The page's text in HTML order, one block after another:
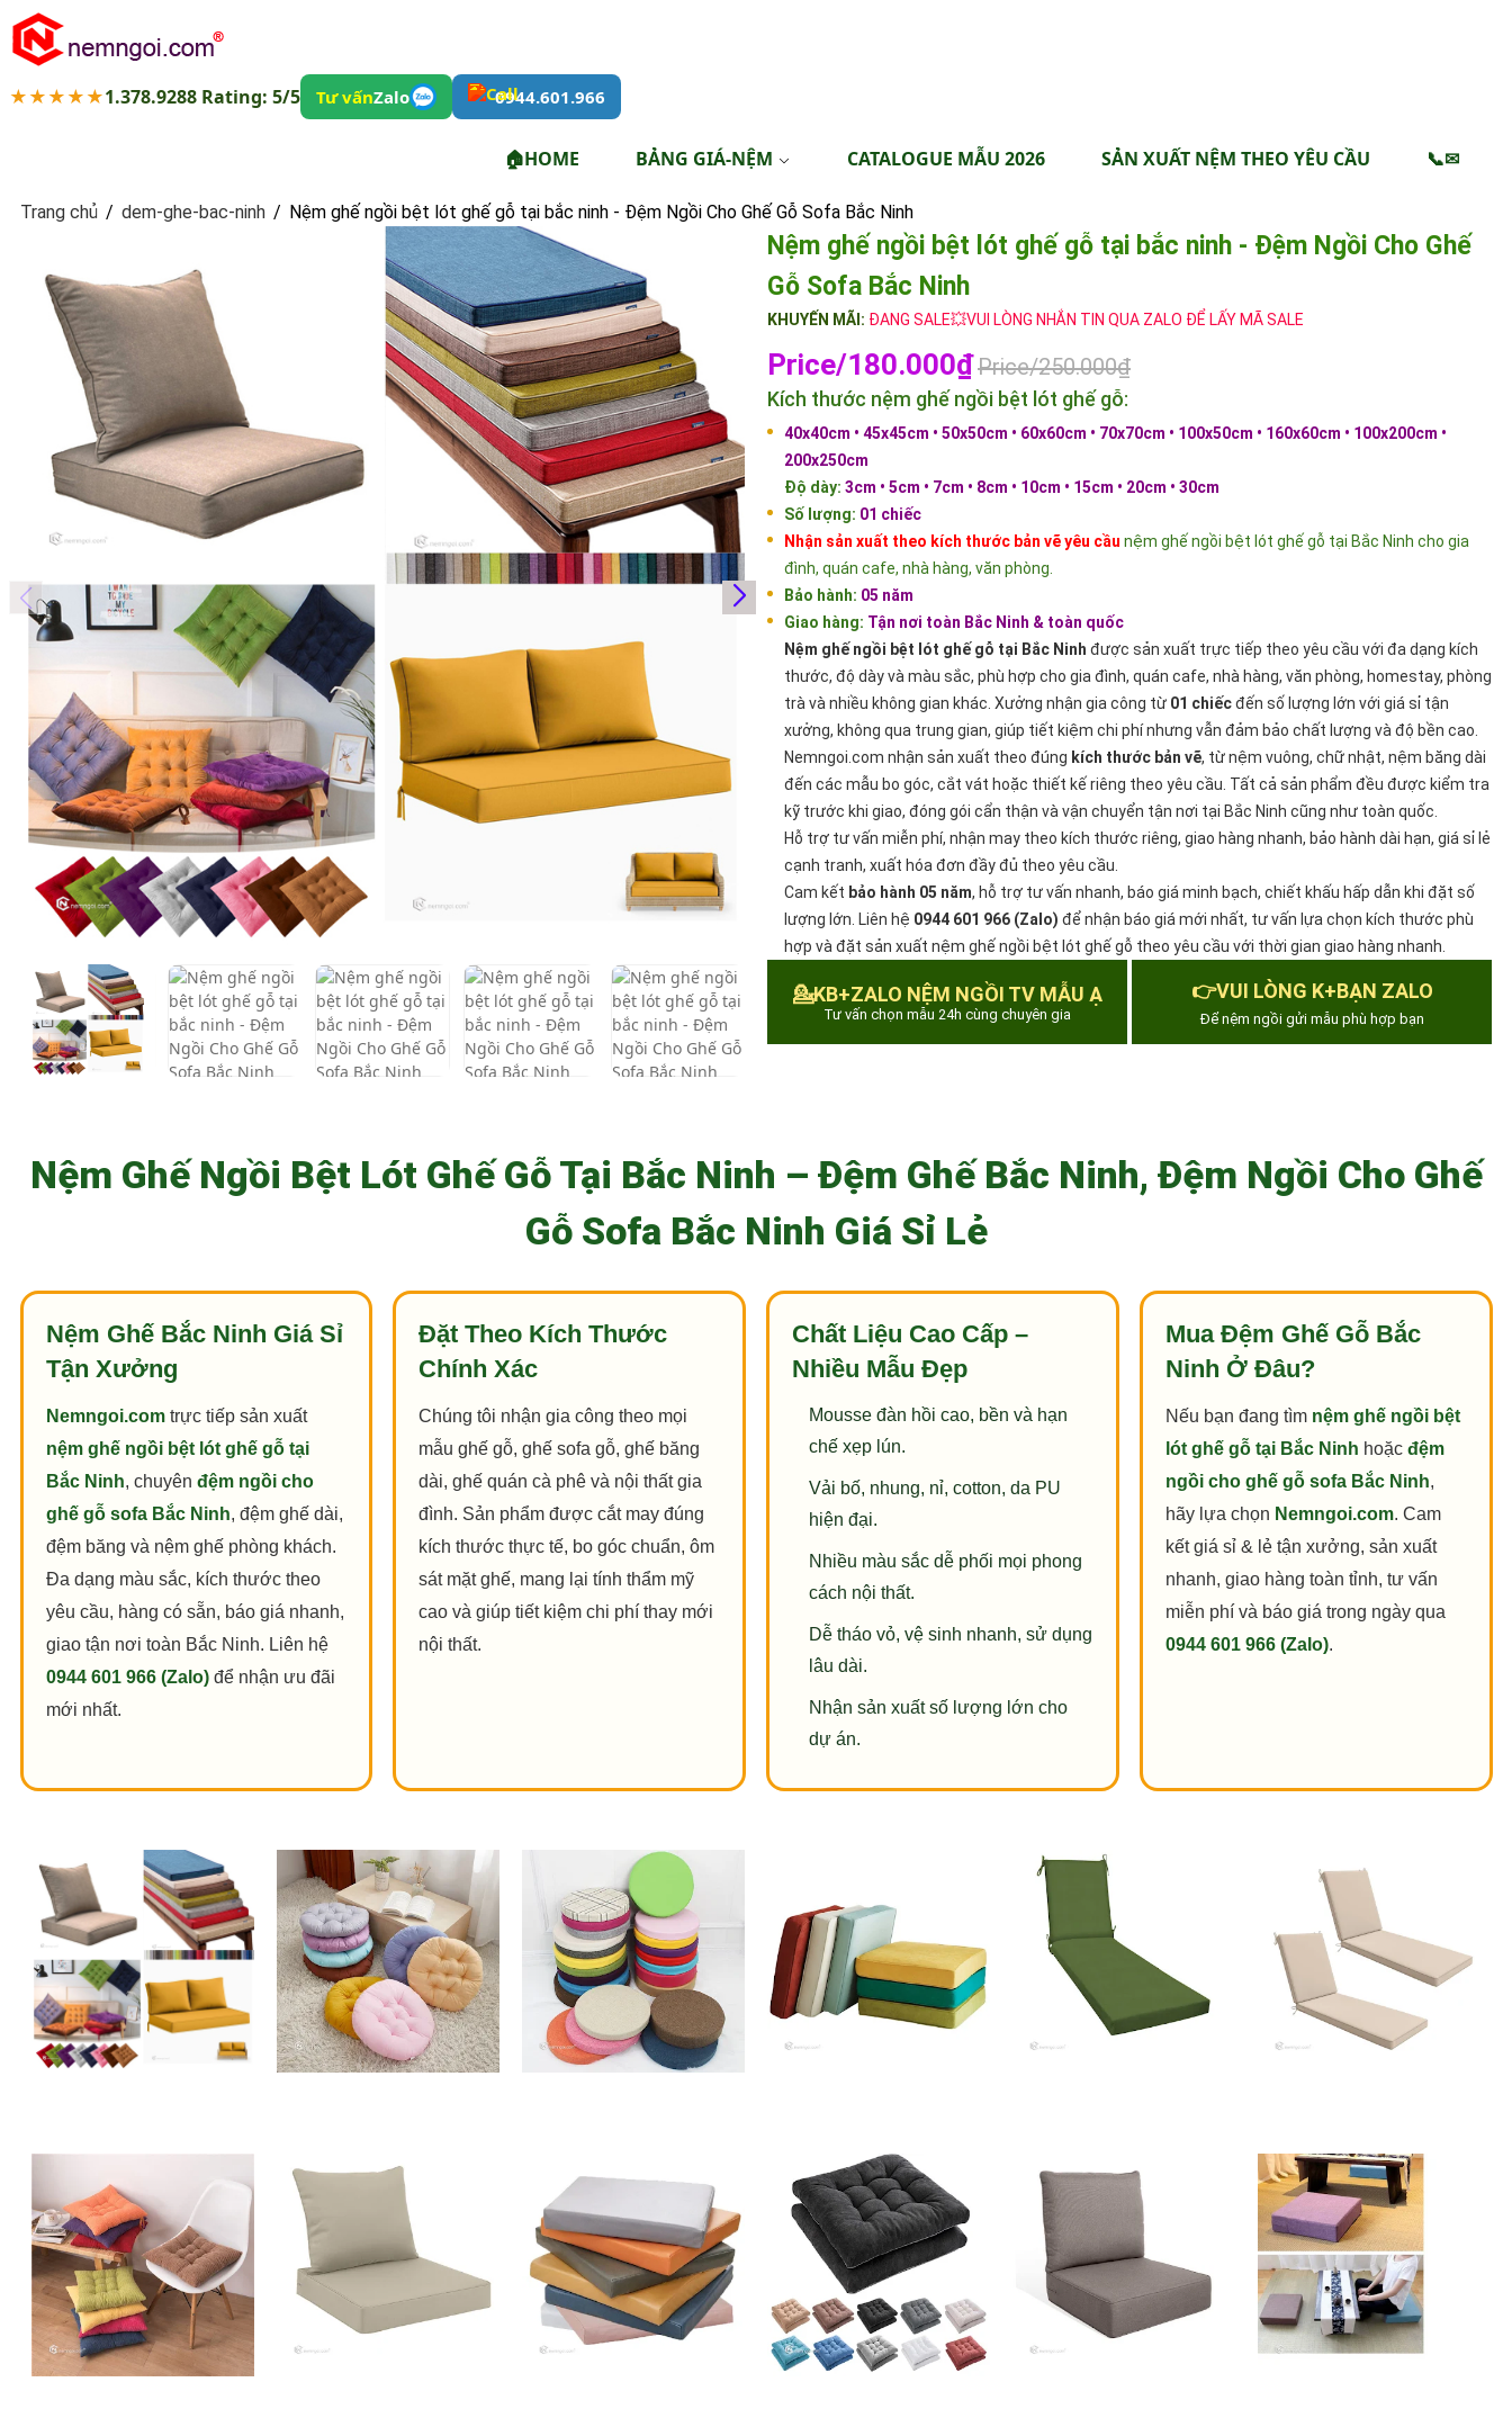
★★★★★1.378.9288 Rating: 5/5 Tư vấnZalo 0944.601.966
🏠HOME BẢNG GIÁ-NỆM CATALOGUE MẪU 2026 SẢN XUẤT NỆM THEO YÊU CẦU 📞✉
Trang chủ / dem-ghe-bac-ninh / Nệm ghế ngồi bệt lót ghế gỗ tại bắc ninh - Đệm Ngồi Cho Ghế Gỗ Sofa Bắc Ninh
Nệm ghế ngồi bệt lót ghế gỗ tại bắc ninh - Đệm Ngồi Cho Ghế
Gỗ Sofa Bắc Ninh
KHUYẾN MÃI: ĐANG SALE💥VUI LÒNG NHẮN TIN QUA ZALO ĐỂ LẤY MÃ SALE
Price/180.000₫Price/250.000₫
Kích thước nệm ghế ngồi bệt lót ghế gỗ:
40x40cm • 45x45cm • 50x50cm • 60x60cm • 70x70cm • 100x50cm • 160x60cm • 100x200cm •
200x250cm
Độ dày: 3cm • 5cm • 7cm • 8cm • 10cm • 15cm • 20cm • 30cm
Số lượng: 01 chiếc
Nhận sản xuất theo kích thước bản vẽ yêu cầu nệm ghế ngồi bệt lót ghế gỗ tại Bắc Ninh cho gia
đình, quán cafe, nhà hàng, văn phòng.
Bảo hành: 05 năm
Giao hàng: Tận nơi toàn Bắc Ninh & toàn quốc
Nệm ghế ngồi bệt lót ghế gỗ tại Bắc Ninh được sản xuất trực tiếp theo yêu cầu với đa dạng kích
thước, độ dày và màu sắc, phù hợp cho gia đình, quán cafe, nhà hàng, văn phòng, homestay, phòng
trà và nhiều không gian khác. Xưởng nhận gia công từ 01 chiếcđến số lượng lớn với giá sỉ tận
xưởng, không qua trung gian, giúp tiết kiệm chi phí nhưng vẫn đảm bảo chất lượng và độ bền cao.
Nemngoi.com nhận sản xuất theo đúng kích thước bản vẽ, từ nệm vuông, chữ nhật, nệm băng dài
đến các mẫu bo góc, cắt vát hoặc thiết kế riêng theo yêu cầu. Tất cả sản phẩm đều được kiểm tra
kỹ trước khi giao, đóng gói cẩn thận và vận chuyển tận nơi tại Bắc Ninh cũng như toàn quốc.
Hỗ trợ tư vấn miễn phí, nhận may theo kích thước riêng, giao hàng nhanh, bảo hành dài hạn, giá sỉ lẻ
cạnh tranh, xuất hóa đơn đầy đủ theo yêu cầu.
Cam kết bảo hành 05 năm, hỗ trợ tư vấn nhanh, báo giá minh bạch, chiết khấu hấp dẫn khi đặt số
lượng lớn. Liên hệ 0944 601 966 (Zalo) để nhận báo giá mới nhất, tư vấn lựa chọn kích thước phù
hợp và đặt sản xuất nệm ghế ngồi bệt lót ghế gỗ theo yêu cầu với thời gian giao hàng nhanh.
💁KB+ZALO NỆM NGỒI TV MẪU Ạ
Tư vấn chọn mẫu 24h cùng chuyên gia
👉VUI LÒNG K+BẠN ZALO
Để nệm ngồi gửi mẫu phù hợp bạn
Nệm Ghế Ngồi Bệt Lót Ghế Gỗ Tại Bắc Ninh – Đệm Ghế Bắc Ninh, Đệm Ngồi Cho Ghế
Gỗ Sofa Bắc Ninh Giá Sỉ Lẻ
Nệm Ghế Bắc Ninh Giá Sỉ
Tận Xưởng
Nemngoi.comtrực tiếp sản xuất
nệm ghế ngồi bệt lót ghế gỗ tại
Bắc Ninh, chuyên đệm ngồi cho
ghế gỗ sofa Bắc Ninh, đệm ghế dài,
đệm băng và nệm ghế phòng khách.
Đa dạng màu sắc, kích thước theo
yêu cầu, hàng có sẵn, báo giá nhanh,
giao tận nơi toàn Bắc Ninh. Liên hệ
0944 601 966 (Zalo)để nhận ưu đãi
mới nhất.
Đặt Theo Kích Thước
Chính Xác
Chúng tôi nhận gia công theo mọi
mẫu ghế gỗ, ghế sofa gỗ, ghế băng
dài, ghế quán cà phê và nội thất gia
đình. Sản phẩm được cắt may đúng
kích thước thực tế, bo góc chuẩn, ôm
sát mặt ghế, mang lại tính thẩm mỹ
cao và giúp tiết kiệm chi phí thay mới
nội thất.
Chất Liệu Cao Cấp –
Nhiều Mẫu Đẹp
Mousse đàn hồi cao, bền và hạn
chế xẹp lún.
Vải bố, nhung, nỉ, cotton, da PU
hiện đại.
Nhiều màu sắc dễ phối mọi phong
cách nội thất.
Dễ tháo vỏ, vệ sinh nhanh, sử dụng
lâu dài.
Nhận sản xuất số lượng lớn cho
dự án.
Mua Đệm Ghế Gỗ Bắc
Ninh Ở Đâu?
Nếu bạn đang tìm nệm ghế ngồi bệt
lót ghế gỗ tại Bắc Ninh hoặc đệm
ngồi cho ghế gỗ sofa Bắc Ninh,
hãy lựa chọn Nemngoi.com. Cam
kết giá sỉ & lẻ tận xưởng, sản xuất
nhanh, giao hàng toàn tỉnh, tư vấn
miễn phí và báo giá trong ngày qua
0944 601 966 (Zalo).